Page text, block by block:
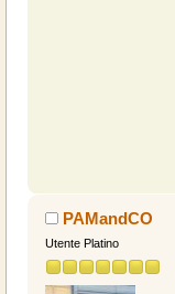
PAMandCO
Utente Platino